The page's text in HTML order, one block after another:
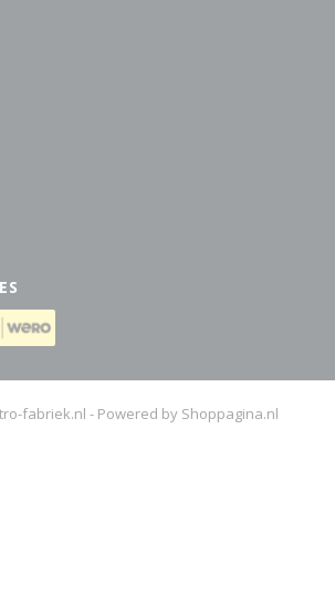
fabriek.nl - Powered by Shoppagina.nl